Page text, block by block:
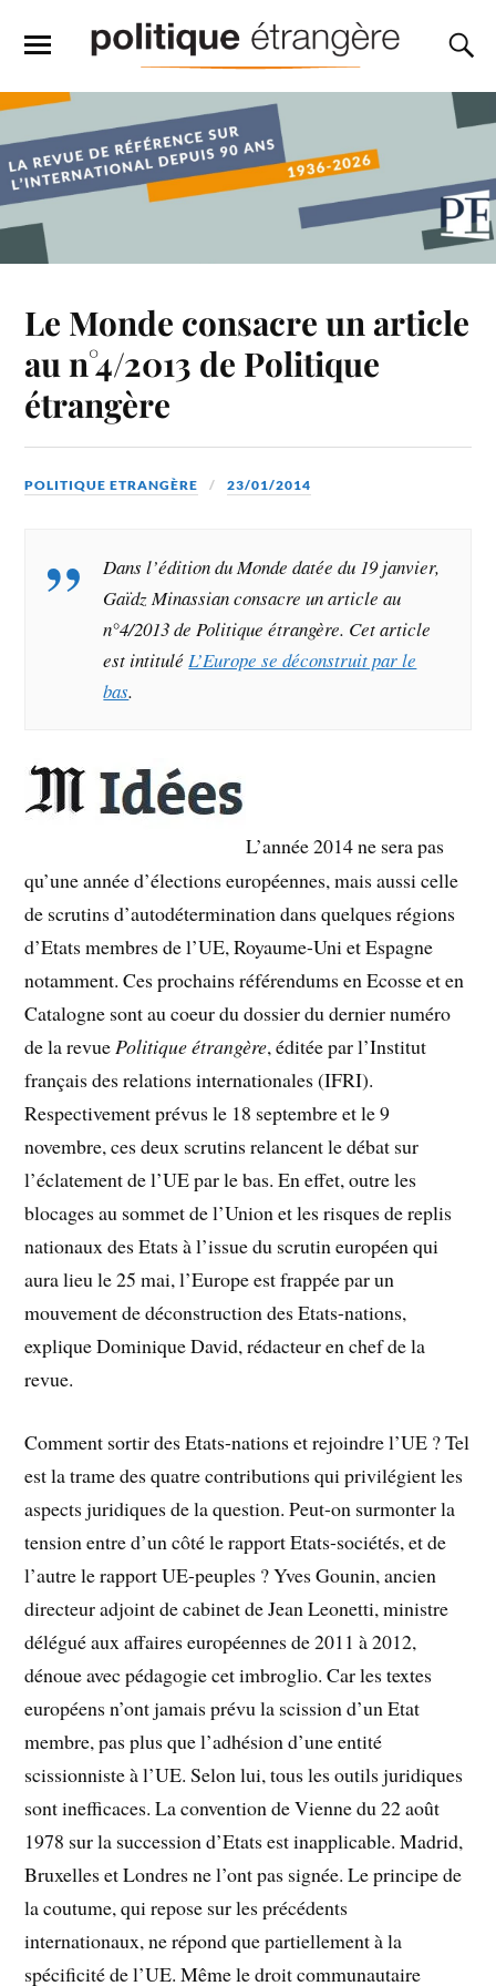
Le Monde consacre un article
au n°4/2013 de Politique
étrangère
POLITIQUE ETRANGÈRE 23/01/2014
Dans l’édition duMonde datée du 19 janvier,
Gaïdz Minassian consacre un article au
n°4/2013 dePolitique étrangère. Cet article
est intituléL’Europe se déconstruit par le
bas.
L’année 2014 ne sera pas
qu’une année d’élections européennes, mais aussi celle
de scrutins d’autodétermination dans quelques régions
d’Etats membres de l’UE, Royaume-Uni et Espagne
notamment. Ces prochains référendums en Ecosse et en
Catalogne sont au coeur du dossier du dernier numéro
de la revue Politique étrangère, éditée par l’Institut
français des relations internationales (IFRI).
Respectivement prévus le 18 septembre et le 9
novembre, ces deux scrutins relancent le débat sur
l’éclatement de l’UE par le bas. En effet, outre les
blocages au sommet de l’Union et les risques de replis
nationaux des Etats à l’issue du scrutin européen qui
aura lieu le 25 mai, l’Europe est frappée par un
mouvement de déconstruction des Etats-nations,
explique Dominique David, rédacteur en chef de la
revue.
Comment sortir des Etats-nations et rejoindre l’UE ? Tel
est la trame des quatre contributions qui privilégient les
aspects juridiques de la question. Peut-on surmonter la
tension entre d’un côté le rapport Etats-sociétés, et de
l’autre le rapport UE-peuples ? Yves Gounin, ancien
directeur adjoint de cabinet de Jean Leonetti, ministre
délégué aux affaires européennes de 2011 à 2012,
dénoue avec pédagogie cet imbroglio. Car les textes
européens n’ont jamais prévu la scission d’un Etat
membre, pas plus que l’adhésion d’une entité
scissionniste à l’UE. Selon lui, tous les outils juridiques
sont inefficaces. La convention de Vienne du 22 août
1978 sur la succession d’Etats est inapplicable. Madrid,
Bruxelles et Londres ne l’ont pas signée. Le principe de
la coutume, qui repose sur les précédents
internationaux, ne répond que partiellement à la
spécificité de l’UE. Même le droit communautaire